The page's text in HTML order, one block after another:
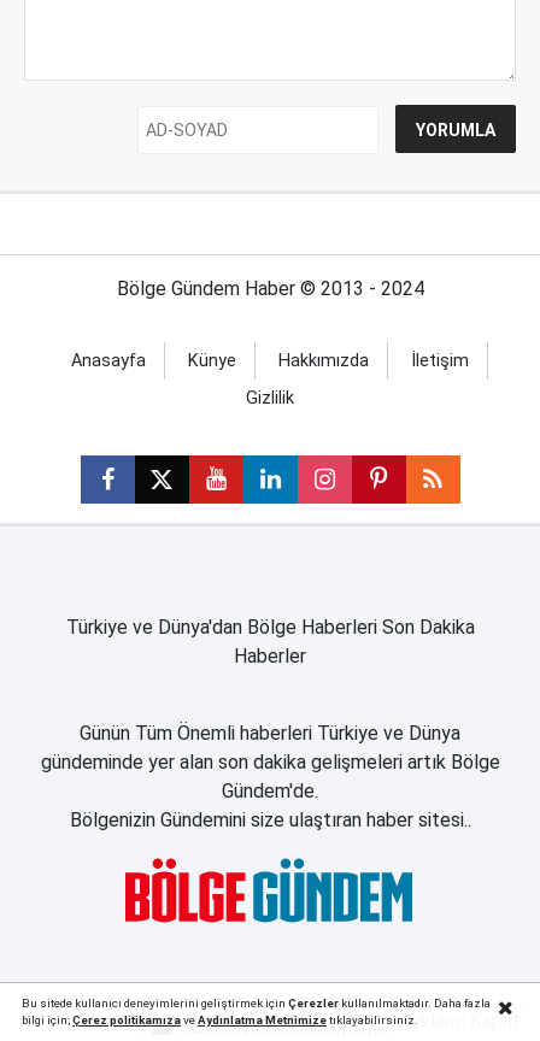
Bölge Gündem Haber © 2013 - 2024
Anasayfa Künye Hakkımızda
İletişim
Gizlilik
Türkiye ve Dünya'dan Bölge Haberleri Son Dakika
Haberler
Günün Tüm Önemli haberleri Türkiye ve Dünya
gündeminde yer alan son dakika gelişmeleri artık Bölge
Gündem'de.
Bölgenizin Gündemini size ulaştıran haber sitesi..
Apple Store Uygulamamız
Bu sitede kullanıcı deneyimlerini geliştirmek için Çerezlerkullanılmaktadır. Daha fazla
bilgi için;Çerez politikamızaveAydınlatma Metnimizetıklayabilirsiniz.Reklamı Kapat